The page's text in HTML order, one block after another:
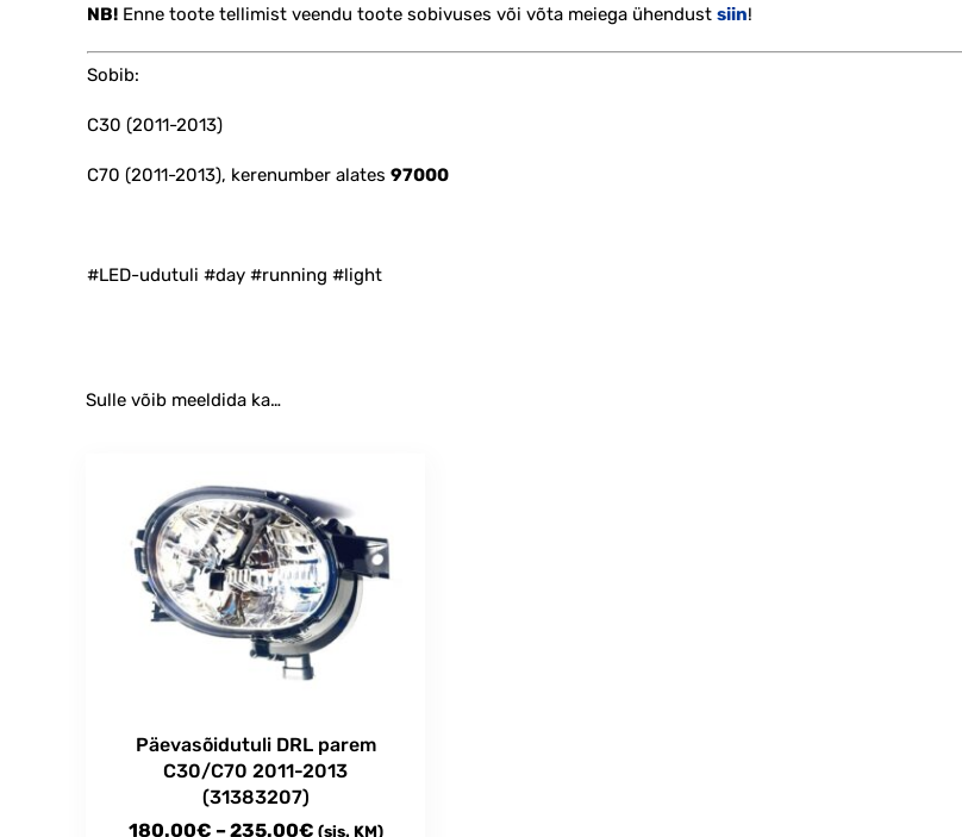
NB! Enne toote tellimist veendu toote sobivuses või võta meiega ühendust siin!
Sobib:
C30 (2011-2013)
C70 (2011-2013), kerenumber alates 97000
#LED-udutuli #day #running #light
Sulle võib meeldida ka…
Päevasõidutuli DRL parem
C30/C70 2011-2013
(31383207)
180.00€ –235.00€Price
(sis. KM)